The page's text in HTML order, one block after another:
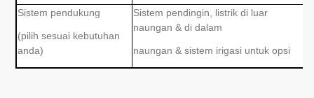
Sistem pendukung
(pilih sesuai kebutuhan
anda)
Sistem pendingin, listrik di luar
naungan & di dalam
naungan & sistem irigasi untuk opsi